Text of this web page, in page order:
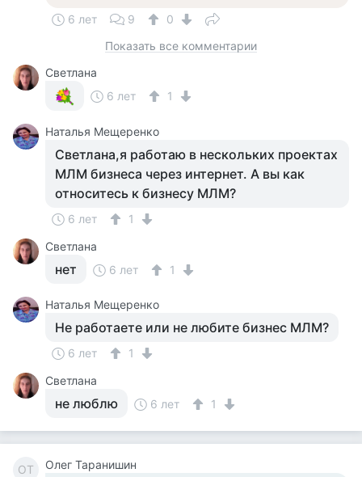
6 лет 9
0
Показать все комментарии
Светлана
6 лет
1
Наталья Мещеренко
Светлана,я работаю в нескольких проектах
МЛМ бизнеса через интернет. А вы как
относитесь к бизнесу МЛМ?
6 лет
1
Светлана
нет 6 лет 1
Наталья Мещеренко
Не работаете или не любите бизнес МЛМ?
6 лет
1
Светлана
не люблю 6 лет 1
ОТ Олег Таранишин